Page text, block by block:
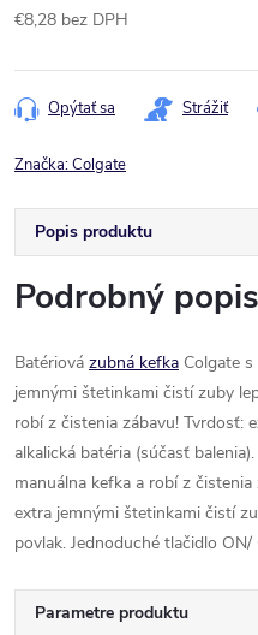
€8,28 bez DPH
cena:
Opýtať sa Strážiť
Značka:Colgate
Popis produktu
Podrobný popis
Batériová zubná kefka Colgate
jemnými štetinkami čistí zuby
robí z čistenia zábavu! Tvrdosť:
alkalická batéria (súčasť
manuálna kefka a robí z
extra jemnými štetinkami čistí
povlak. Jednoduché tlačidlo
Parametre produktu